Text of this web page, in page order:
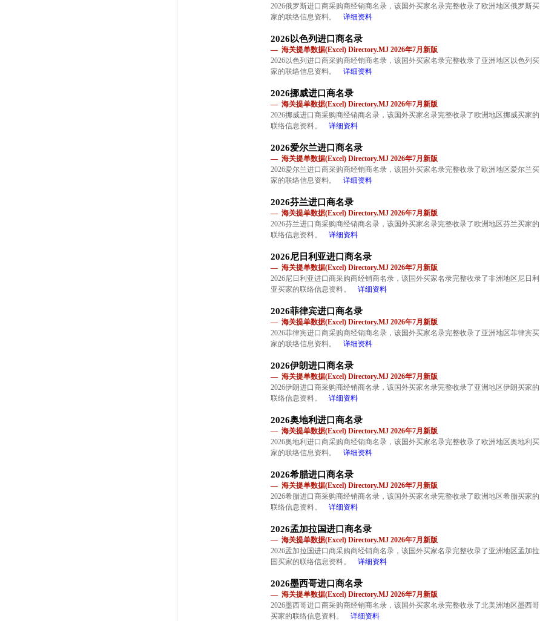
2026俄罗斯进口商采购商经销商名录，该国外买家名录完整收录了欧洲地区俄罗斯买
家的联络信息资料。
详细资料
2026以色列进口商名录
— 海关提单数据(Excel) Directory.MJ 2026年7月新版
2026以色列进口商采购商经销商名录，该国外买家名录完整收录了亚洲地区以色列买
家的联络信息资料。
详细资料
2026挪威进口商名录
— 海关提单数据(Excel) Directory.MJ 2026年7月新版
2026挪威进口商采购商经销商名录，该国外买家名录完整收录了欧洲地区挪威买家的
联络信息资料。
详细资料
2026爱尔兰进口商名录
— 海关提单数据(Excel) Directory.MJ 2026年7月新版
2026爱尔兰进口商采购商经销商名录，该国外买家名录完整收录了欧洲地区爱尔兰买
家的联络信息资料。
详细资料
2026芬兰进口商名录
— 海关提单数据(Excel) Directory.MJ 2026年7月新版
2026芬兰进口商采购商经销商名录，该国外买家名录完整收录了欧洲地区芬兰买家的
联络信息资料。
详细资料
2026尼日利亚进口商名录
— 海关提单数据(Excel) Directory.MJ 2026年7月新版
2026尼日利亚进口商采购商经销商名录，该国外买家名录完整收录了非洲地区尼日利
亚买家的联络信息资料。
详细资料
2026菲律宾进口商名录
— 海关提单数据(Excel) Directory.MJ 2026年7月新版
2026菲律宾进口商采购商经销商名录，该国外买家名录完整收录了亚洲地区菲律宾买
家的联络信息资料。
详细资料
2026伊朗进口商名录
— 海关提单数据(Excel) Directory.MJ 2026年7月新版
2026伊朗进口商采购商经销商名录，该国外买家名录完整收录了亚洲地区伊朗买家的
联络信息资料。
详细资料
2026奥地利进口商名录
— 海关提单数据(Excel) Directory.MJ 2026年7月新版
2026奥地利进口商采购商经销商名录，该国外买家名录完整收录了欧洲地区奥地利买
家的联络信息资料。
详细资料
2026希腊进口商名录
— 海关提单数据(Excel) Directory.MJ 2026年7月新版
2026希腊进口商采购商经销商名录，该国外买家名录完整收录了欧洲地区希腊买家的
联络信息资料。
详细资料
2026孟加拉国进口商名录
— 海关提单数据(Excel) Directory.MJ 2026年7月新版
2026孟加拉国进口商采购商经销商名录，该国外买家名录完整收录了亚洲地区孟加拉
国买家的联络信息资料。
详细资料
2026墨西哥进口商名录
— 海关提单数据(Excel) Directory.MJ 2026年7月新版
2026墨西哥进口商采购商经销商名录，该国外买家名录完整收录了北美洲地区墨西哥
买家的联络信息资料。
详细资料